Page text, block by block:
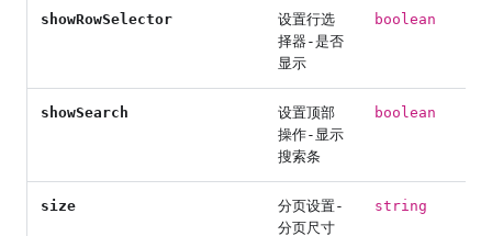
showRowSelector
设置行选
择器-是否
显示
boolean
showSearch
设置顶部
操作-显示
搜索条
boolean
size
分页设置-
分页尺寸
string